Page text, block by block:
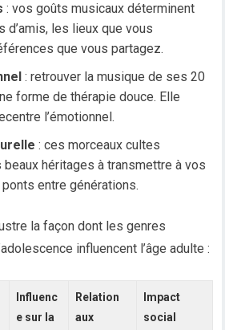
: vos goûts musicaux déterminent
d’amis, les lieux que vous
que vous partagez.
: retrouver la musique de ses 20
forme de thérapie douce. Elle
l’émotionnel.
: ces morceaux cultes
héritages à transmettre à vos
entre générations.
la façon dont les genres
influencent l’âge adulte :
Influenc
e sur la
Relation
aux
Impact
social